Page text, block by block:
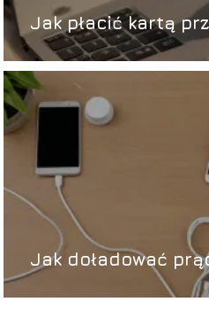
Jak płacić kartą
Jak doładować